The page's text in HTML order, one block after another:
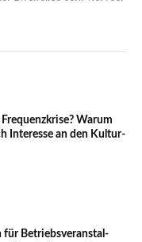
Warum
Inte­resse an den Kultur­
für Betriebs­ver­an­stal­